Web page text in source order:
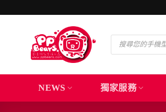
Products
search
NEWS 獨家服務